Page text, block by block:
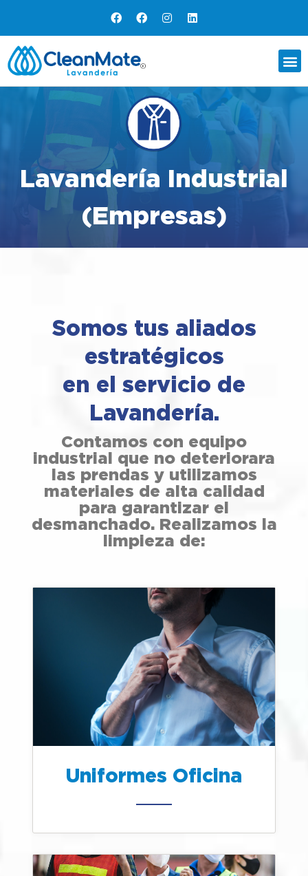
Lavandería Industrial
(Empresas)
Somos tus aliados
estratégicos
en el servicio de
Lavandería.
Contamos con equipo
industrial que no deteriorara
las prendas y utilizamos
materiales de alta calidad
para garantizar el
desmanchado. Realizamos la
limpieza de:
Uniformes Oficina